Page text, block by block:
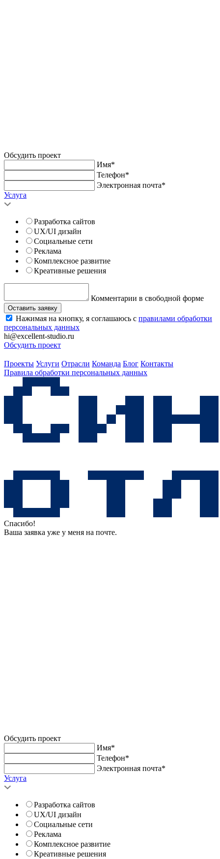
Обсудить проект
Имя*
Телефон*
Электронная почта*
Услуга
Разработка сайтов
UX/UI дизайн
Социальные сети
Реклама
Комплексное развитие
Креативные решения
Комментарии в свободной форме
Оставить заявку
Нажимая на кнопку, я соглашаюсь с правилами обработки
персональных данных
hi@excellent-studio.ru
Обсудить проект
Проекты Услуги Отрасли Команда Блог Контакты
Правила обработки персональных данных
Спасибо!
Ваша заявка уже у меня на почте.
Обсудить проект
Имя*
Телефон*
Электронная почта*
Услуга
Разработка сайтов
UX/UI дизайн
Социальные сети
Реклама
Комплексное развитие
Креативные решения